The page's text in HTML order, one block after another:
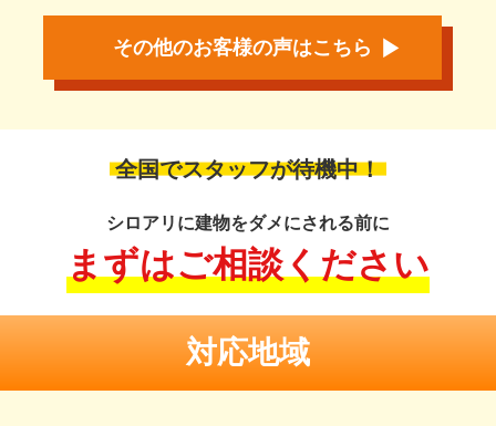
その他のお客様の声はこちら
全国でスタッフが待機中！
シロアリに建物をダメにされる前に
まずはご相談ください
対応地域